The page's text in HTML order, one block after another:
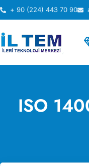
+ 90 (224) 443 70 90
ISO